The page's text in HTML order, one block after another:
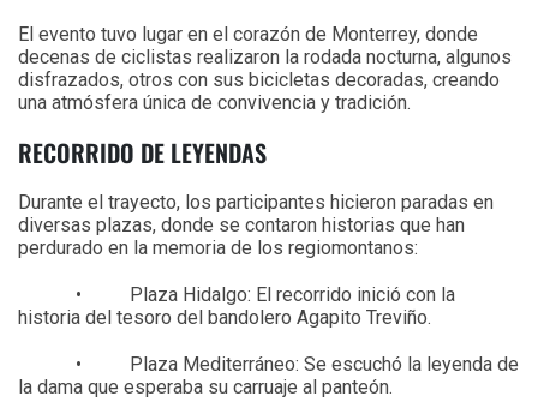
El evento tuvo lugar en el corazón de Monterrey, donde
decenas de ciclistas realizaron la rodada nocturna, algunos
disfrazados, otros con sus bicicletas decoradas, creando
una atmósfera única de convivencia y tradición.
RECORRIDO DE LEYENDAS
Durante el trayecto, los participantes hicieron paradas en
diversas plazas, donde se contaron historias que han
perdurado en la memoria de los regiomontanos:
• Plaza Hidalgo: El recorrido inició con la
historia del tesoro del bandolero Agapito Treviño.
• Plaza Mediterráneo: Se escuchó la leyenda de
la dama que esperaba su carruaje al panteón.